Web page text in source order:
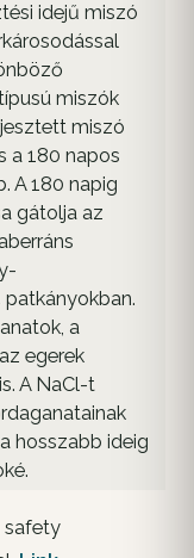
idejű miszó
miszók
miszó
a 180 napos
A 180 napig
gátolja az
a
egerek
A NaCl-t
hosszabb ideig
safety